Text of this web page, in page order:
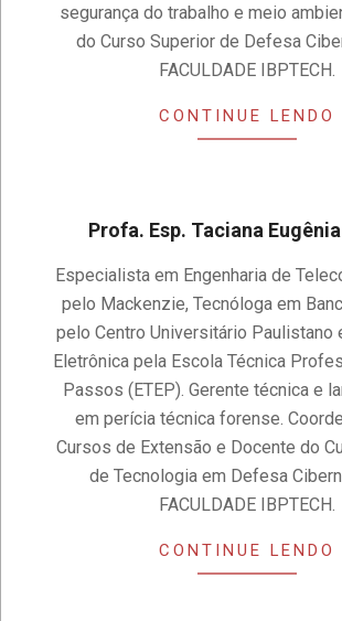
segurança do trabalho e meio
do Curso Superior de Defesa
FACULDADE IBPTECH.
CONTINUE LENDO
Profa. Esp. Taciana
11-
14
Especialista em Engenharia de
pelo Mackenzie, Tecnóloga em
pelo Centro Universitário Paulistano
Eletrônica pela Escola Técnica
Passos (ETEP). Gerente técnica e
em perícia técnica forense.
Cursos de Extensão e Docente do
de Tecnologia em Defesa
FACULDADE IBPTECH.
CONTINUE LENDO